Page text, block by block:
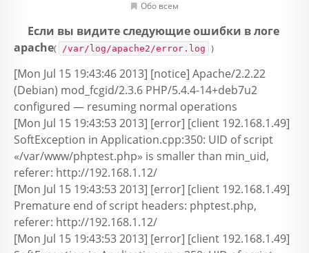
Обо всем
Если вы видите следующие ошибки в логе
apache( /var/log/apache2/error.log )
[Mon Jul 15 19:43:46 2013] [notice] Apache/2.2.22
(Debian) mod_fcgid/2.3.6 PHP/5.4.4-14+deb7u2
configured — resuming normal operations
[Mon Jul 15 19:43:53 2013] [error] [client 192.168.1.49]
SoftException in Application.cpp:350: UID of script
«/var/www/phptest.php» is smaller than min_uid,
referer: http://192.168.1.12/
[Mon Jul 15 19:43:53 2013] [error] [client 192.168.1.49]
Premature end of script headers: phptest.php,
referer: http://192.168.1.12/
[Mon Jul 15 19:43:53 2013] [error] [client 192.168.1.49]